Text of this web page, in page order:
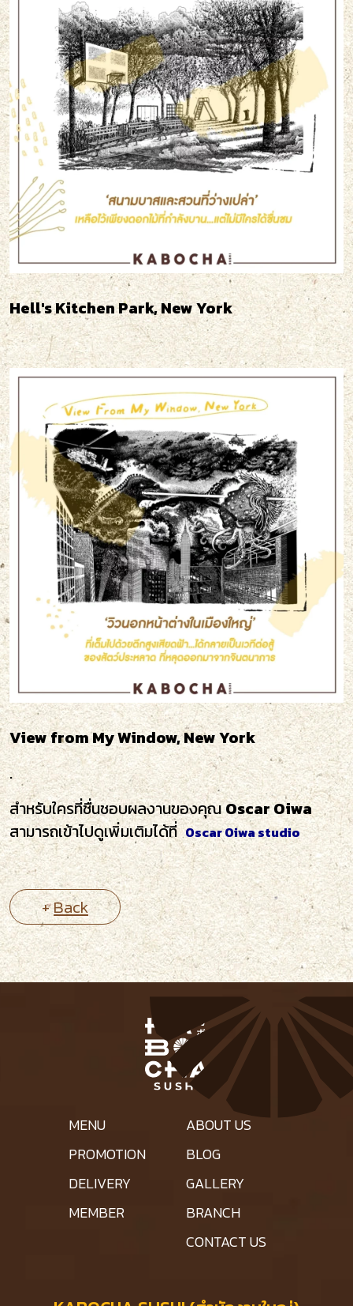
Hell's Kitchen Park, New York
View from My Window, New York
.
สำหรับใครที่ชื่นชอบผลงานของคุณOscar Oiwa
สามารถเข้าไปดูเพิ่มเติมได้ที่Oscar Oiwastudio
+Back
MENU
PROMOTION
DELIVERY
MEMBER
ABOUT US
BLOG
GALLERY
BRANCH
CONTACT US